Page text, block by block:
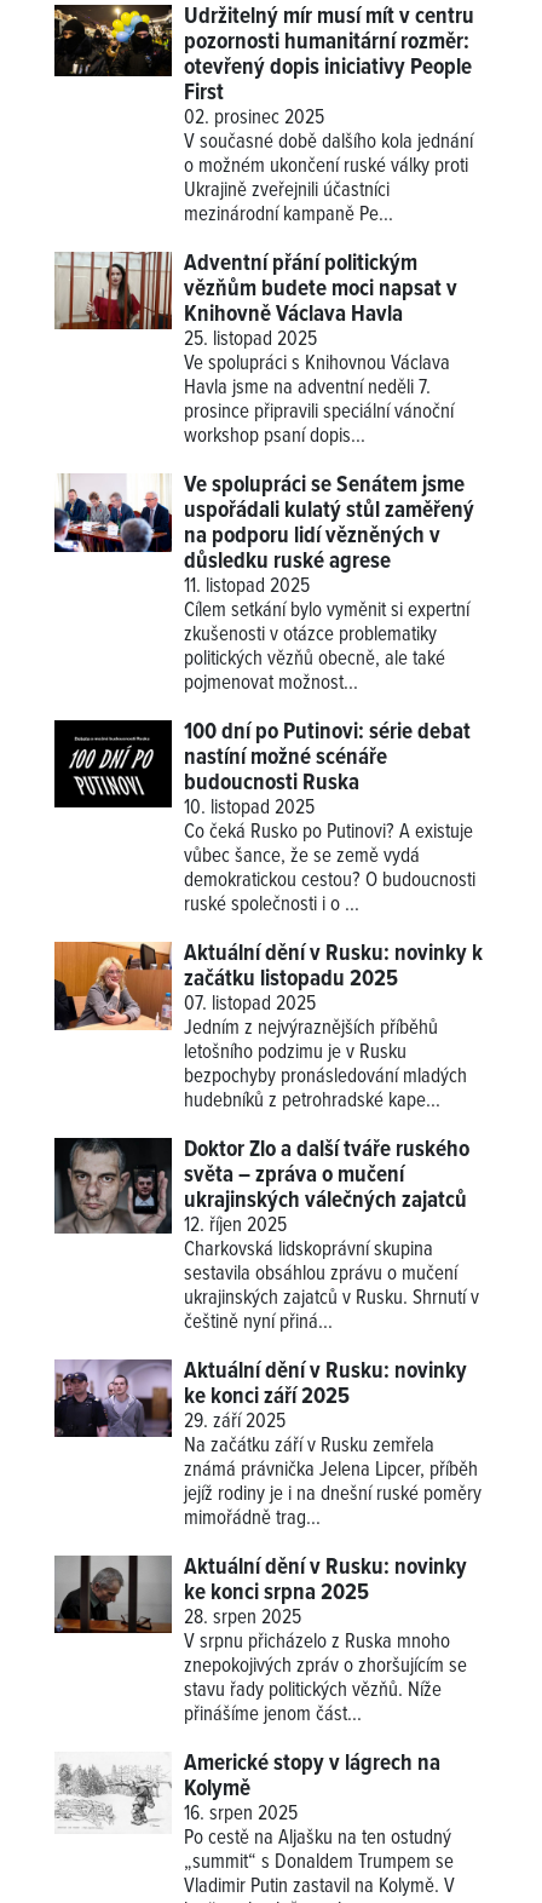
Udržitelný mír musí mít v centru
pozornosti humanitární rozměr:
otevřený dopis iniciativy People
First
02. prosinec 2025
V současné době dalšího kola jednání
o možném ukončení ruské války proti
Ukrajině zveřejnili účastníci
mezinárodní kampaně Pe...
Adventní přání politickým
vězňům budete moci napsat v
Knihovně Václava Havla
25. listopad 2025
Ve spolupráci s Knihovnou Václava
Havla jsme na adventní neděli 7.
prosince připravili speciální vánoční
workshop psaní dopis...
Ve spolupráci se Senátem jsme
uspořádali kulatý stůl zaměřený
na podporu lidí vězněných v
důsledku ruské agrese
11. listopad 2025
Cílem setkání bylo vyměnit si expertní
zkušenosti v otázce problematiky
politických vězňů obecně, ale také
pojmenovat možnost...
100 dní po Putinovi: série debat
nastíní možné scénáře
budoucnosti Ruska
10. listopad 2025
Co čeká Rusko po Putinovi? A existuje
vůbec šance, že se země vydá
demokratickou cestou? O budoucnosti
ruské společnosti i o ...
Aktuální dění v Rusku: novinky k
začátku listopadu 2025
07. listopad 2025
Jedním z nejvýraznějších příběhů
letošního podzimu je v Rusku
bezpochyby pronásledování mladých
hudebníků z petrohradské kape...
Doktor Zlo a další tváře ruského
světa – zpráva o mučení
ukrajinských válečných zajatců
12. říjen 2025
Charkovská lidskoprávní skupina
sestavila obsáhlou zprávu o mučení
ukrajinských zajatců v Rusku. Shrnutí v
češtině nyní přiná...
Aktuální dění v Rusku: novinky
ke konci září 2025
29. září 2025
Na začátku září v Rusku zemřela
známá právnička Jelena Lipcer, příběh
jejíž rodiny je i na dnešní ruské poměry
mimořádně trag...
Aktuální dění v Rusku: novinky
ke konci srpna 2025
28. srpen 2025
V srpnu přicházelo z Ruska mnoho
znepokojivých zpráv o zhoršujícím se
stavu řady politických vězňů. Níže
přinášíme jenom část...
Americké stopy v lágrech na
Kolymě
16. srpen 2025
Po cestě na Aljašku na ten ostudný
„summit“ s Donaldem Trumpem se
Vladimir Putin zastavil na Kolymě. V